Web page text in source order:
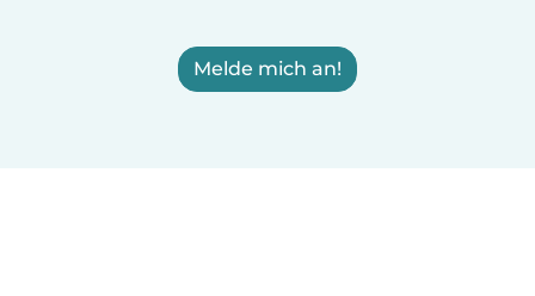
Melde mich an!